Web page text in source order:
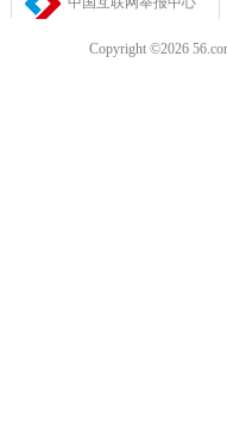
Copyright ©2026